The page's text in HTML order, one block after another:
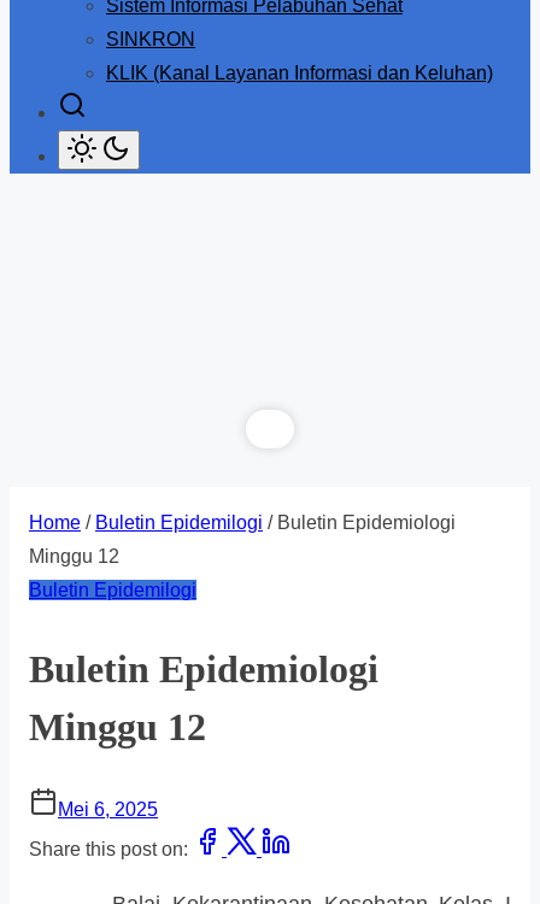
Sistem Informasi Pelabuhan Sehat
SINKRON
KLIK (Kanal Layanan Informasi dan Keluhan)
Home / Buletin Epidemilogi / Buletin Epidemiologi
Minggu 12
Buletin Epidemilogi
Buletin Epidemiologi
Minggu 12
Mei 6, 2025
Share this post on: